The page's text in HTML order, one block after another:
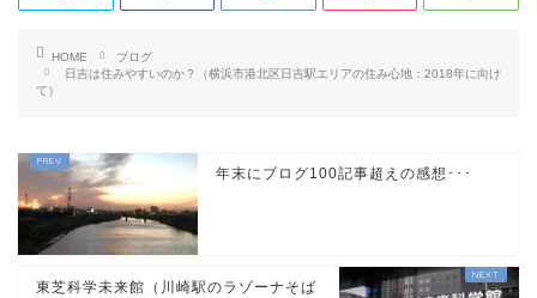
HOME
ブログ
日吉は住みやすいのか？（横浜市港北区日吉駅エリアの住み心地：2018年に向け
て）
年末にブログ100記事超えの感想･･･
東芝科学未来館（川崎駅のラゾーナそば